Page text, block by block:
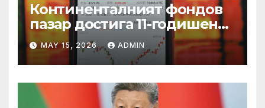
Континенталният фондов
пазар достига 11-годишен
връх
MAY 15, 2026 ADMIN